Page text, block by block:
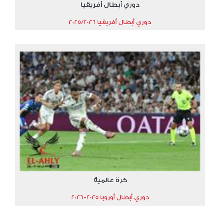
دوري أبطال أفريقيا
دوري أبطال أفريقيا 2025/2026
كرة عالمية
دوري أبطال أوروبا 2025-2026